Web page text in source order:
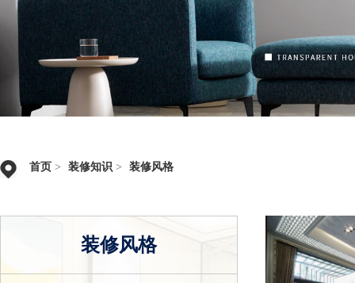
首页 > 装修知识 > 装修风格
装修风格